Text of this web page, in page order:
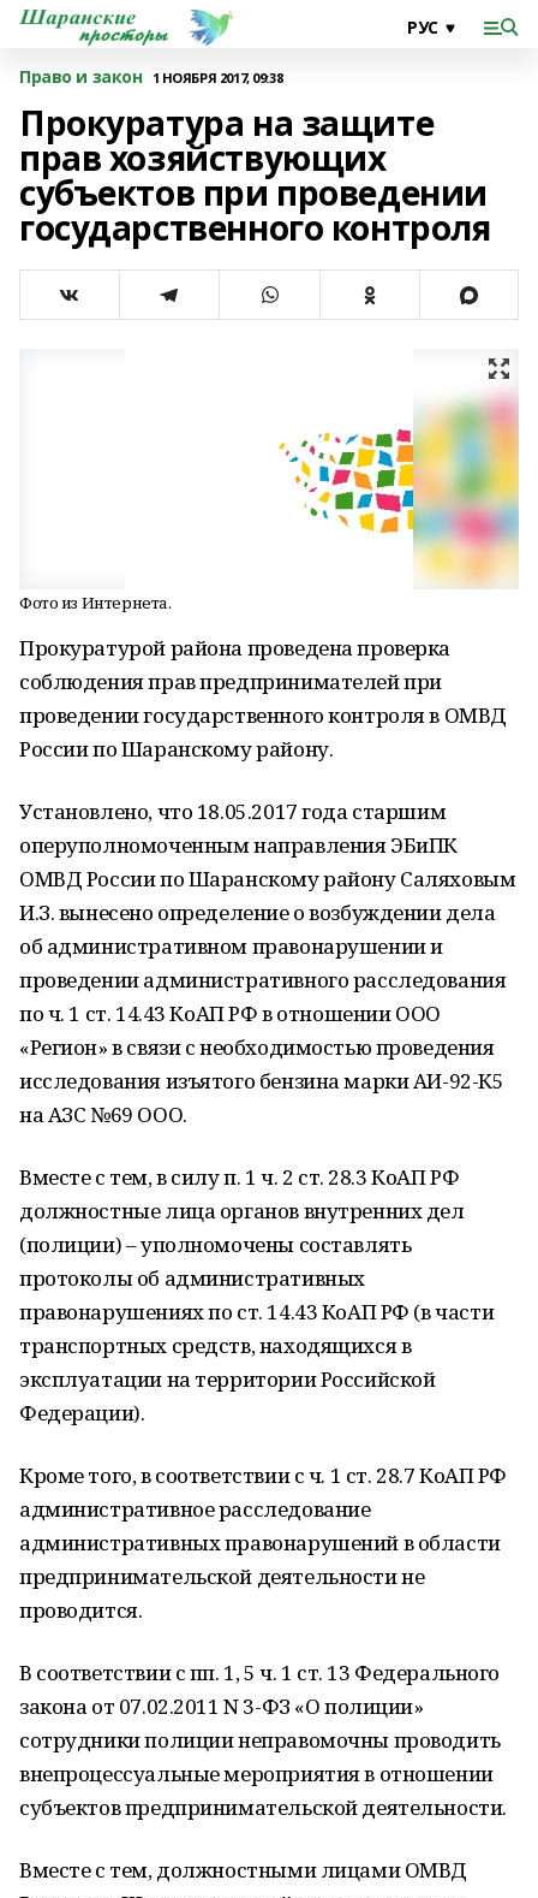
Право и закон 1 НОЯБРЯ 2017, 09:38
Прокуратура на защите
прав хозяйствующих
субъектов при проведении
государственного контроля
Фото из Интернета.
Прокуратурой района проведена проверка
соблюдения прав предпринимателей при
проведении государственного контроля в ОМВД
России по Шаранскому району.
Установлено, что 18.05.2017 года старшим
оперуполномоченным направления ЭБиПК
ОМВД России по Шаранскому району Саляховым
И.З. вынесено определение о возбуждении дела
об административном правонарушении и
проведении административного расследования
по ч. 1 ст. 14.43 КоАП РФ в отношении ООО
«Регион» в связи с необходимостью проведения
исследования изъятого бензина марки АИ-92-К5
на АЗС №69 ООО.
Вместе с тем, в силу п. 1 ч. 2 ст. 28.3 КоАП РФ
должностные лица органов внутренних дел
(полиции) – уполномочены составлять
протоколы об административных
правонарушениях по ст. 14.43 КоАП РФ (в части
транспортных средств, находящихся в
эксплуатации на территории Российской
Федерации).
Кроме того, в соответствии с ч. 1 ст. 28.7 КоАП РФ
административное расследование
административных правонарушений в области
предпринимательской деятельности не
проводится.
В соответствии с пп. 1, 5 ч. 1 ст. 13 Федерального
закона от 07.02.2011 N 3-ФЗ «О полиции»
сотрудники полиции неправомочны проводить
внепроцессуальные мероприятия в отношении
субъектов предпринимательской деятельности.
Вместе с тем, должностными лицами ОМВД